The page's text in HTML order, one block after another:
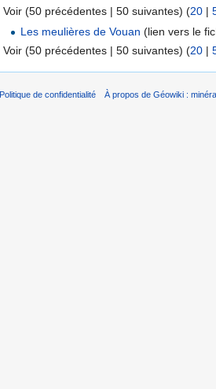
Voir (50 précédentes | 50 suivantes) (20 |
Les meulières de Vouan (lien vers le
Voir (50 précédentes | 50 suivantes) (20 |
Politique de confidentialité À propos de Géowiki :